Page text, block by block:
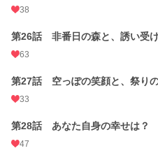
38
第26話 非番日の森と、誘い受
63
第27話 空っぽの笑顔と、祭り
33
第28話 あなた自身の幸せは？
47